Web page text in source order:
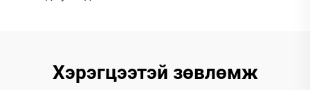
Хэрэгцээтэй зөвлөмж